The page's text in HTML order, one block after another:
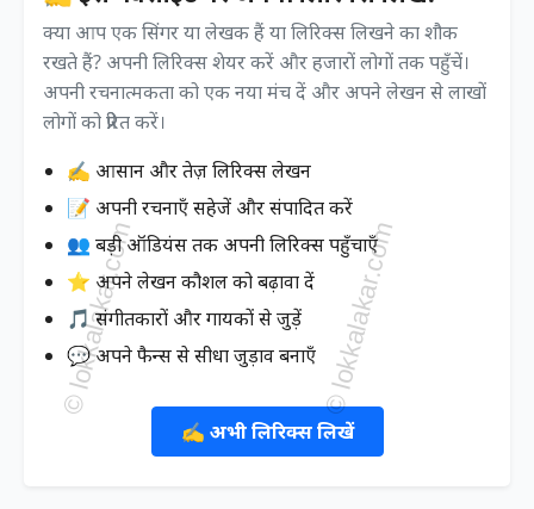
क्या आप एक सिंगर या लेखक हैं या लिरिक्स लिखने का शौक
रखते हैं? अपनी लिरिक्स शेयर करें और हजारों लोगों तक पहुँचें।
अपनी रचनात्मकता को एक नया मंच दें और अपने लेखन से लाखों
लोगों को प्रेरित करें।
✍️ आसान और तेज़ लिरिक्स लेखन
📝 अपनी रचनाएँ सहेजें और संपादित करें
👥 बड़ी ऑडियंस तक अपनी लिरिक्स पहुँचाएँ
⭐ अपने लेखन कौशल को बढ़ावा दें
🎵 संगीतकारों और गायकों से जुड़ें
💬 अपने फैन्स से सीधा जुड़ाव बनाएँ
✍️ अभी लिरिक्स लिखें